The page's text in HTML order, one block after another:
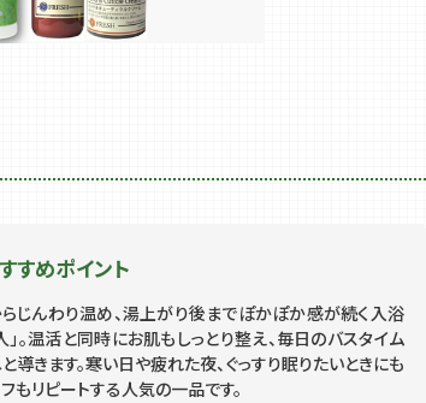
すめポイント
じんわり温め、湯上がり後までぽかぽか感が続く入浴
」。温活と同時にお肌もしっとり整え、毎日のバスタイム
導きます。寒い日や疲れた夜、ぐっすり眠りたいときにも
もリピートする人気の一品です。